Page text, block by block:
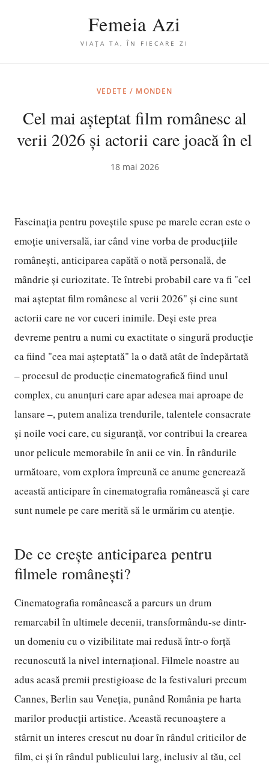
Femeia Azi
VIAȚA TA, ÎN FIECARE ZI
VEDETE / MONDEN
Cel mai așteptat film românesc al
verii 2026 și actorii care joacă în el
18 mai 2026
Fascinația pentru poveștile spuse pe marele ecran este o
emoție universală, iar când vine vorba de producțiile
românești, anticiparea capătă o notă personală, de
mândrie și curiozitate. Te întrebi probabil care va fi "cel
mai așteptat film românesc al verii 2026" și cine sunt
actorii care ne vor cuceri inimile. Deși este prea
devreme pentru a numi cu exactitate o singură producție
ca fiind "cea mai așteptată" la o dată atât de îndepărtată
– procesul de producție cinematografică fiind unul
complex, cu anunțuri care apar adesea mai aproape de
lansare –, putem analiza trendurile, talentele consacrate
și noile voci care, cu siguranță, vor contribui la crearea
unor pelicule memorabile în anii ce vin. În rândurile
următoare, vom explora împreună ce anume generează
această anticipare în cinematografia românească și care
sunt numele pe care merită să le urmărim cu atenție.
De ce crește anticiparea pentru
filmele românești?
Cinematografia românească a parcurs un drum
remarcabil în ultimele decenii, transformându-se dintr-
un domeniu cu o vizibilitate mai redusă într-o forță
recunoscută la nivel internațional. Filmele noastre au
adus acasă premii prestigioase de la festivaluri precum
Cannes, Berlin sau Veneția, punând România pe harta
marilor producții artistice. Această recunoaștere a
stârnit un interes crescut nu doar în rândul criticilor de
film, ci și în rândul publicului larg, inclusiv al tău, cel